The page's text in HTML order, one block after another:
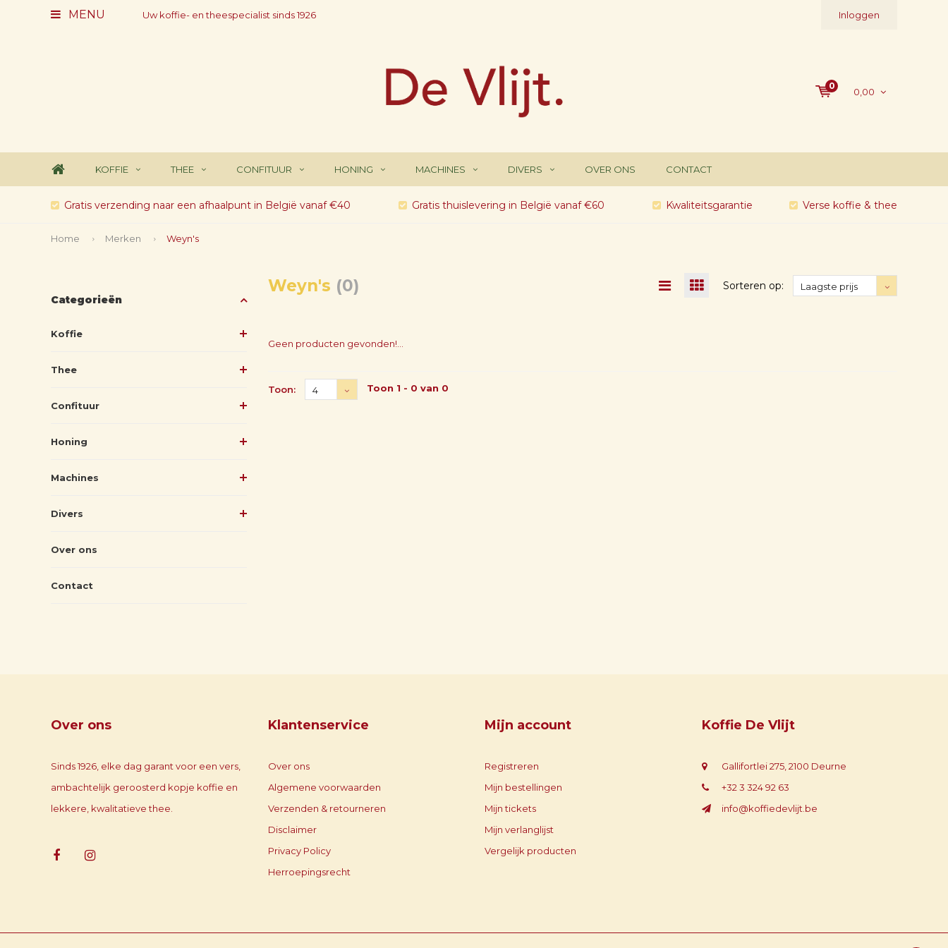
MENU Uw koffie- en theespecialist sinds 1926 Inloggen
0
0,00
KOFFIE THEE CONFITUUR HONING MACHINES DIVERS OVER ONS CONTACT
Gratis verzending naar een afhaalpunt in België vanaf €40 Gratis thuislevering in België vanaf €60 Kwaliteitsgarantie Verse koffie & thee
Home Merken Weyn's
Categorieën
Koffie
Thee
Confituur
Honing
Machines
Divers
Over ons
Contact
Weyn's (0) Sorteren op: Laagste prijs
Geen producten gevonden!...
Toon: 4 Toon 1 - 0 van 0
Over ons
Sinds 1926, elke dag garant voor een vers,
ambachtelijk geroosterd kopje koffie en
lekkere, kwalitatieve thee.
Klantenservice
Over ons
Algemene voorwaarden
Verzenden & retourneren
Disclaimer
Privacy Policy
Herroepingsrecht
Mijn account
Registreren
Mijn bestellingen
Mijn tickets
Mijn verlanglijst
Vergelijk producten
Koffie De Vlijt
Gallifortlei 275, 2100 Deurne
+32 3 324 92 63
info@koffiedevlijt.be